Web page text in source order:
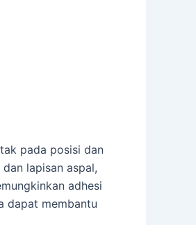
pada posisi dan
lapisan aspal,
adhesi
dapat membantu